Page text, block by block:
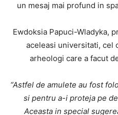
un mesaj mai profund in
Ewdoksia Papuci-Wladyka,
aceleasi universitati, cel
arheologi care a facut
“Astfel de amulete au fost
si pentru a-i proteja pe
Aceasta in special